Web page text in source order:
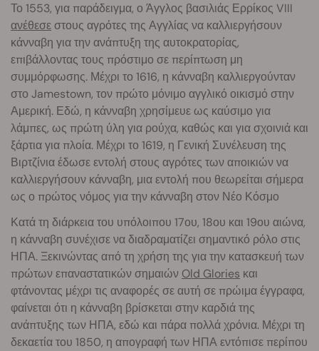
Το 1553, για παράδειγμα, ο Άγγλος βασιλιάς Ερρίκος VIII
ανέθεσεστους αγρότες της Αγγλίας να καλλιεργήσουν
κάνναβη για την ανάπτυξη της αυτοκρατορίας,
επιβάλλοντας τους πρόστιμο σε περίπτωση μη
συμμόρφωσης. Μέχρι το 1616, η κάνναβη καλλιεργούνταν
στο Jamestown, τον πρώτο μόνιμο αγγλικό οικισμό στην
Αμερική. Εδώ, η κάνναβη χρησίμευε ως καύσιμο για
λάμπες, ως πρώτη ύλη για ρούχα, καθώς και για σχοινιά και
ξάρτια για πλοία. Μέχρι το 1619, η Γενική Συνέλευση της
Βιρτζίνια έδωσε εντολή στους αγρότες των αποικιών να
καλλιεργήσουν κάνναβη, μια εντολή που θεωρείται σήμερα
ως ο πρώτος νόμος για την κάνναβη στον Νέο Κόσμο
Κατά τη διάρκεια του υπόλοιπου 17ου, 18ου και 19ου αιώνα,
η κάνναβη συνέχισε να διαδραματίζει σημαντικό ρόλο στις
ΗΠΑ. Ξεκινώντας από τη χρήση της για την κατασκευή των
πρώτων επαναστατικών σημαιών Old Glories και
φτάνοντας μέχρι τις αναφορές σε αυτή σε πρώιμα έγγραφα,
φαίνεται ότι η κάνναβη βρίσκεται στην καρδιά της
ανάπτυξης των ΗΠΑ, εδώ και πάρα πολλά χρόνια. Μέχρι τη
δεκαετία του 1850, η απογραφή των ΗΠΑ εντόπισε περίπου